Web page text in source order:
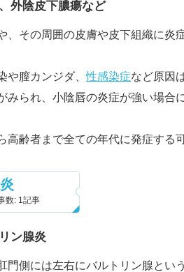
外陰皮下膿瘍など
、その周囲の皮膚や皮下組織に炎
や膣カンジダ、性感染症など原因
みられ、小陰唇の炎症が強い場合
高齢者まで全ての年代に発症する
数: 1記事
ン腺炎
門側には左右にバルトリン腺とい